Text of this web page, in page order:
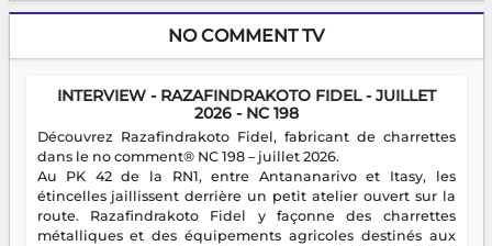
NO COMMENT TV
INTERVIEW - RAZAFINDRAKOTO FIDEL - JUILLET
2026 - NC 198
Découvrez Razafindrakoto Fidel, fabricant de charrettes
dans le no comment® NC 198 – juillet 2026.
Au PK 42 de la RN1, entre Antananarivo et Itasy, les
étincelles jaillissent derrière un petit atelier ouvert sur la
route. Razafindrakoto Fidel y façonne des charrettes
métalliques et des équipements agricoles destinés aux